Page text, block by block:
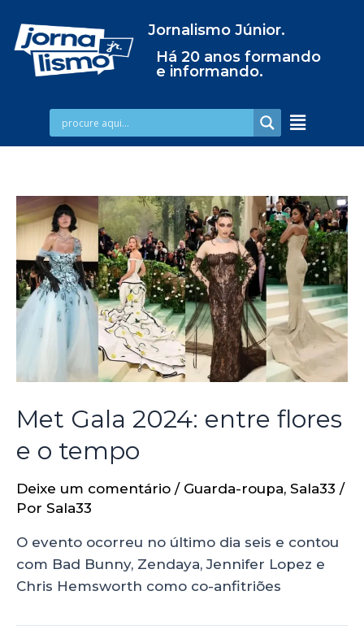
Jornalismo Júnior.
Há 20 anos formando
e informando.
Met Gala 2024: entre flores
e o tempo
Deixe um comentário / Guarda-roupa, Sala33 /
Por Sala33
O evento ocorreu no último dia seis e contou
com Bad Bunny, Zendaya, Jennifer Lopez e
Chris Hemsworth como co-anfitriões